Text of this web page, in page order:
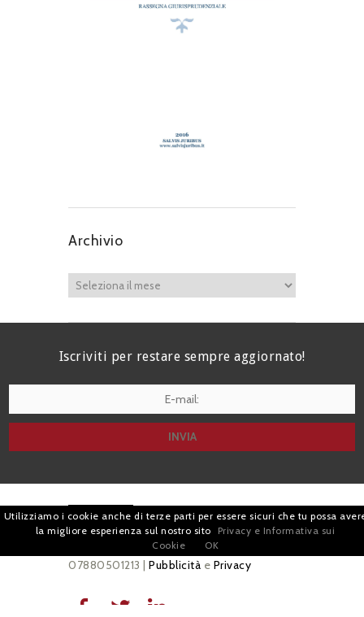
Archivio
Iscriviti per restare sempre aggiornato!
| Avv. Giacomo Romano |
Piazza di Campitelli, 2 - 00186 Roma | P.I.
07880501213 | Pubblicità e Privacy
Utilizziamo i cookie anche di terze parti per essere sicuri che tu possa
la migliore esperienza sul nostro sito
Privacy e Informativa sui
Cookie
OK